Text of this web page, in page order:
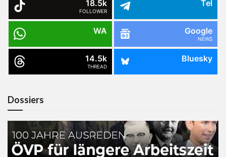
18.5k
FOLLOWER
Tel
WA Google
NEWS
14.5k
THREAD
Bluesky
Dossiers